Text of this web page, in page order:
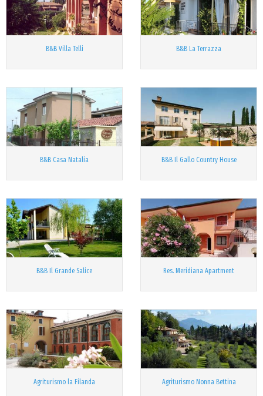
B&B Villa Telli B&B La Terrazza
B&B Casa Natalia B&B Il Gallo Country House
B&B Il Grande Salice Res. Meridiana Apartment
Agriturismo la Filanda Agriturismo Nonna Bettina